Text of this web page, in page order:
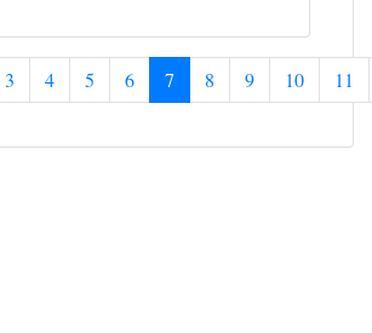
3 4 5 6 7 8 9 10 11